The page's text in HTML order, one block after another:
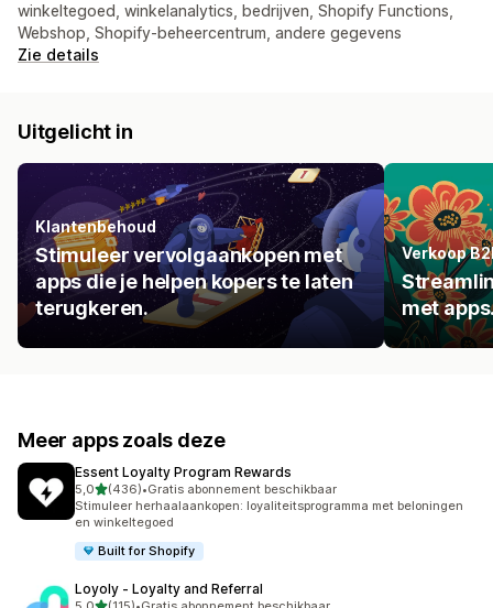
winkeltegoed, winkelanalytics, bedrijven, Shopify Functions,
Webshop, Shopify-beheercentrum, andere gegevens
Zie details
Uitgelicht in
Klantenbehoud
Stimuleer vervolgaankopen met
apps die je helpen kopers te laten
terugkeren.
Verkoop
met
Meer apps zoals deze
Essent Loyalty Program Rewards
5,0van 5 sterren
(436)
436 recensies in totaal
•Gratis abonnement beschikbaar
Stimuleer herhaalaankopen: loyaliteitsprogramma met beloningen
en winkeltegoed
Built for Shopify
Loyoly ‑ Loyalty and Referral